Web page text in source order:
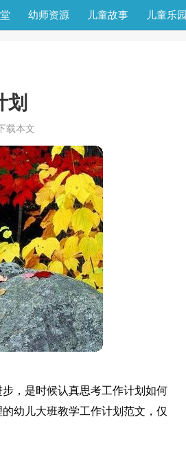
幼师资源 儿童故事 儿童乐园
划
载本文
，是时候认真思考工作计划如何
幼儿大班教学工作计划范文，仅